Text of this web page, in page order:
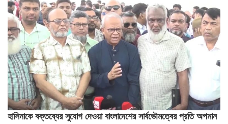
হাসিনাকে বক্তব্যের সুযোগ দেওয়া বাংলাদেশের সার্বভৌমত্বের প্রতি অপমান